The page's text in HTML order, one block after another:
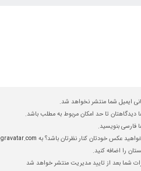
ایمیل شما منتشر نخواهد شد.
دیدگاهتان تا حد امکان مربوط به مطلب باشد.
فارسی بنویسید.
عکس خودتان کنار نظرتان باشد؟ به gravatar.com
را اضافه کنید.
شما بعد از تایید مدیریت منتشر خواهد شد